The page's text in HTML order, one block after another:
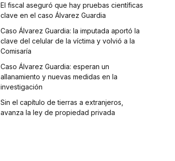
El fiscal aseguró que hay pruebas científicas
clave en el caso Álvarez Guardia
Caso Álvarez Guardia: la imputada aportó la
clave del celular de la víctima y volvió a la
Comisaría
Caso Álvarez Guardia: esperan un
allanamiento y nuevas medidas en la
investigación
Sin el capítulo de tierras a extranjeros,
avanza la ley de propiedad privada